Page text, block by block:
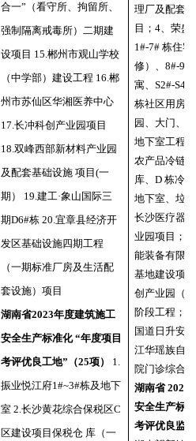
合一”（看守所、拘留所、
强制隔离戒毒所）二期建
设项目 15.郴州市观山学校
（中学部）建设工程 16.郴
州市苏仙区华湘医养中心
17.长冲科创产业园项目
18.双峰西部新材料产业园
及配套基础设施 项目(一
期） 19.建工·象山国际三
期D6#栋 20.宜章县经济开
发区基础设施四期工程
（一期标准厂房及生活配
套设施）项目
湖南省2023年度建筑施工
安全生产标准化 “年度项目
考评优良工地”（25项） 1.
振业悦江府1#~3#栋及地下
室 2.长沙黄花综合保税区C
区建设项目保税仓 库（一
理厂及配套
目；4、荣盛
1#-7# 栋住
修）、8#-9#
寓、S2#-S4#
栋社区用房
园、大门、
地下室工程
农产品冷链
库、D 栋冷
地下室、垃
长沙医疗器
业园项目；7
能装备有限
基地建设项
创产业园（
阶段工程；9
国道日升安
江华瑶族自
院门诊综合
湖南省2023
安全生产标
考评优良监